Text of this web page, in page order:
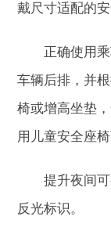
戴尺寸适配的安
正确使用
车辆后排，并
椅或增高坐垫
用儿童安全座
提升夜间
反光标识。